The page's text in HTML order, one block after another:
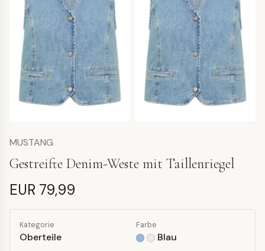
MUSTANG
Gestreifte Denim-Weste mit Taillenriegel
EUR 79,99
Kategorie
Oberteile
Farbe
Blau